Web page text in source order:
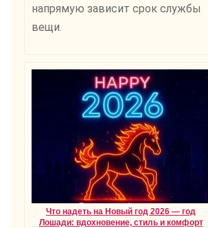
напрямую зависит срок службы
вещи.
Что надеть на Новый год 2026 — год
Лошади: вдохновение, стиль и комфорт